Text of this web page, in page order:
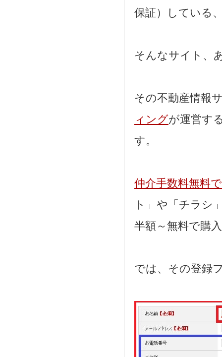
保証）している
そんなサイト、
その不動産情報
ィングが運営す
す。
仲介手数料無料
ト」や「チラシ
半額～無料で購
では、その登録